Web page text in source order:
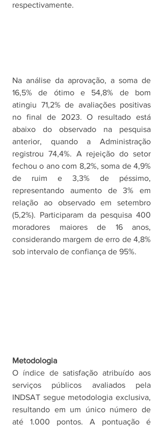
respectivamente.
Na análise da aprovação, a soma de
16,5% de ótimo e 54,8% de bom
atingiu 71,2% de avaliações positivas
no final de 2023. O resultado está
abaixo do observado na pesquisa
anterior, quando a Administração
registrou 74,4%. A rejeição do setor
fechou o ano com 8,2%, soma de 4,9%
de ruim e 3,3% de péssimo,
representando aumento de 3% em
relação ao observado em setembro
(5,2%). Participaram da pesquisa 400
moradores maiores de 16 anos,
considerando margem de erro de 4,8%
sob intervalo de confiança de 95%.
Metodologia
O índice de satisfação atribuído aos
serviços públicos avaliados pela
INDSAT segue metodologia exclusiva,
resultando em um único número de
até 1.000 pontos. A pontuação é